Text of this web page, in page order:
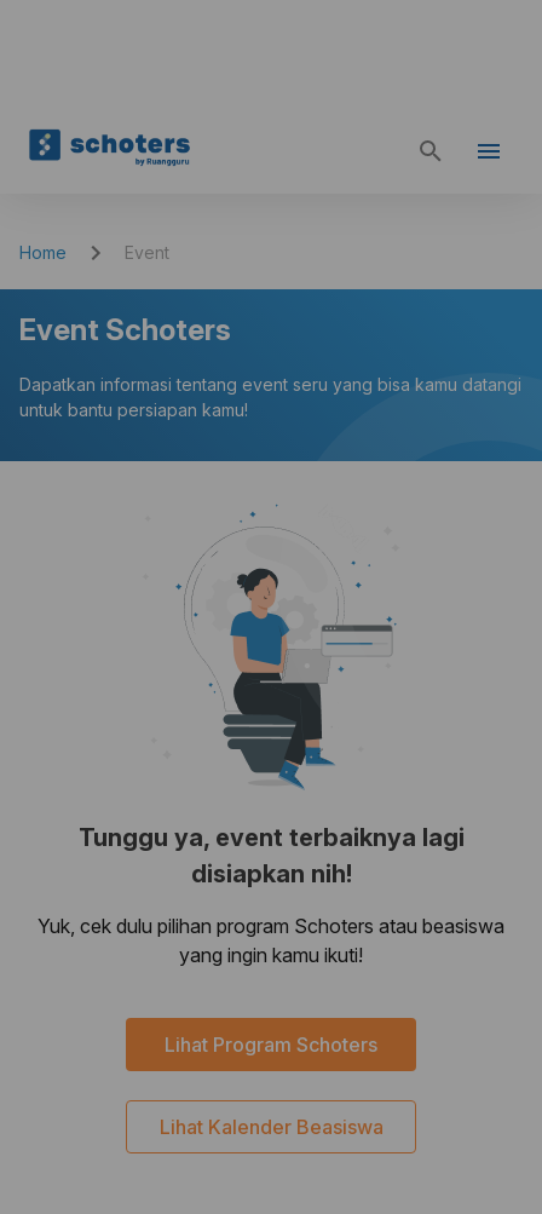
Home Event
Event Schoters
Dapatkan informasi tentang event seru yang bisa kamu datangi
untuk bantu persiapan kamu!
Tunggu ya, event terbaiknya lagi
disiapkan nih!
Yuk, cek dulu pilihan program Schoters atau beasiswa
yang ingin kamu ikuti!
Lihat Program Schoters
Lihat Kalender Beasiswa